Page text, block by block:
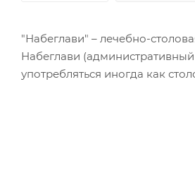
"Набеглави" – лечебно-
Набеглави
употребляться иногда как столовая вода.